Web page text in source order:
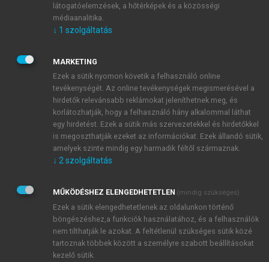
JELSZÓ
JELSZÓ ÚJRA
Kérek értesítést a MeRSZ újdonságairól, akcióiról.
Kérek értesítést az Akadémiai Kiadó Zrt. újdonságairól,
Adatkezelési tájékoztatóbanfoglaltakat tudomásul
veszem és elfogadom.
Általános vásárlási feltételeket, valamint a szotar.netés a
mersz.huoldalak licencszerződéseiben foglaltakat
tudomásul veszem és elfogadom.
látogatóelemzések, a hőtérképek és a közösségi
médiaanalitika.
↓ 1 szolgáltatás
MARKETING
Ezek a sütik nyomon követik a felhasználó online
tevékenységét. Az online tevékenységek megismerésével a
hirdetők relevánsabb reklámokat jeleníthetnek meg, és
korlátozhatják, hogy a felhasználó hány alkalommal láthat
egy hirdetést. Ezek a sütik más szervezetekkel és hirdetőkkel
is megoszthatják ezeket az információkat. Ezek állandó sütik,
amelyek szinte mindig egy harmadik féltől származnak.
↓ 2 szolgáltatás
MŰKÖDÉSHEZ ELENGEDHETETLEN (mindig szükséges)
Ezek a sütik elengedhetetlenek az oldalunkon történő
böngészéshez,a funkciók használatához, és a felhasználók
nem tilthatják le azokat. A feltétlenül szükséges sütik közé
tartoznak többek között a személyre szabott beállításokat
kezelő sütik.